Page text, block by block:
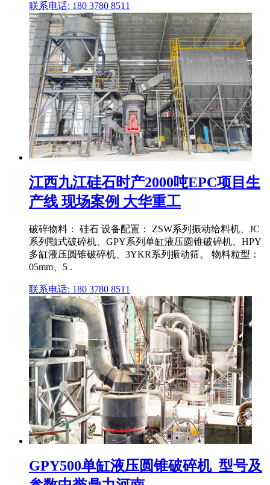
联系电话: 180 3780 8511
江西九江硅石时产2000吨EPC项目生
产线 现场案例 大华重工
破碎物料： 硅石 设备配置： ZSW系列振动给料机、JC
系列颚式破碎机、GPY系列单缸液压圆锥破碎机、HPY
多缸液压圆锥破碎机、3YKR系列振动筛。 物料粒型：
05mm、5 .
联系电话: 180 3780 8511
GPY500单缸液压圆锥破碎机_型号及